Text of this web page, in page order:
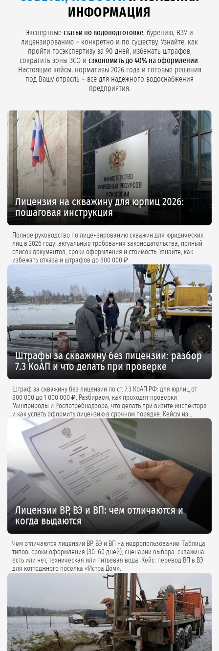
коммерческое предложение с фиксацией цены в договоре.
ИНФОРМАЦИЯ
Экспертные статьи по водоподготовке, бурению, ВЗУ и
лицензированию – конкретно и по существу. Узнайте, как
пройти госэкспертизу за 90 дней, избежать штрафов,
сократить зоны ЗСО и сэкономить до 40% на оформлении
Настоящие кейсы, нормативы 2026 года и готовые решения
под Вашу отрасль – всё для надёжного водоснабжения
предприятия.
Лицензия на скважину для юрлиц 2026:
пошаговая инструкция
Полное руководство по лицензированию скважин для юридических
лиц в 2026 году: актуальные требования законодательства, полный
список документов, сроки оформления и стоимость. Узнайте, как
избежать отказа и штрафов до 800 000 ₽.
Штрафы за скважину без лицензии: разбор
7.3 КоАП и что делать при проверке
Штраф за скважину без лицензии по ст. 7.3 КоАП РФ: для юрлиц от
800 000 до 1 000 000 ₽. Разбираем, как проходят проверки
Минприроды и Роспотребнадзора, что делать при визите инспектора
и как успеть оформить лицензию в срочном порядке. Кейсы из
практики и советы экспертов.
Лицензии ВР, ВЭ и ВП: чем отличаются и
когда выдаются
Чем отличаются лицензии ВР, ВЭ и ВП на недропользование. Таблица
типов, сроки оформления (30–60 дней), сценарии выбора: скважина
есть или нет, техническая или питьевая вода. Кейс: перевод ВП в ВЭ
для коттеджного посёлка «Истра Дом».